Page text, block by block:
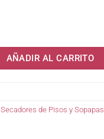
AÑADIR AL CARRITO
Secadores de Pisos y Sopapas